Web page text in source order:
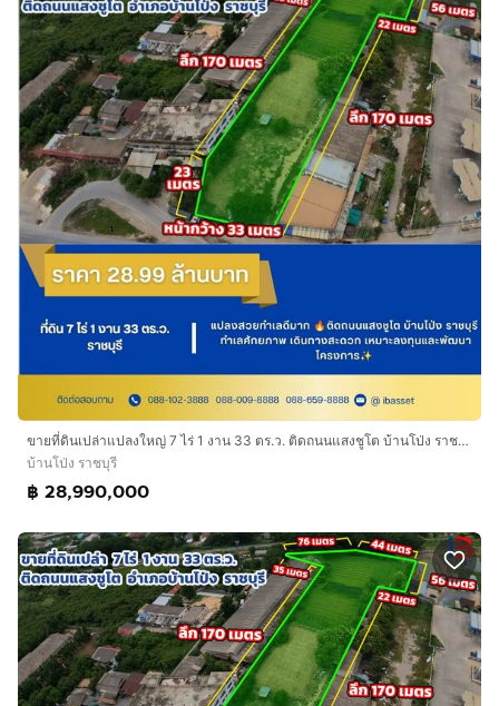
ขายที่ดินเปล่าแปลงใหญ่ 7 ไร่ 1 งาน 33 ตร.ว. ติดถนนแสงชูโต บ้านโป่ง ราชบุรี
บ้านโป่ง ราชบุรี
฿ 28,990,000